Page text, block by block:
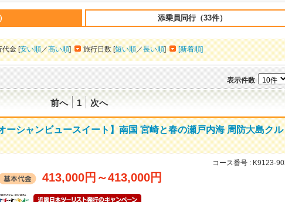
添乗員同行（33件）
代金 [安い順／高い順] 旅行日数 [短い順／長い順] [新着順]
表示件数
前へ 1 次へ
ーシャンビュースイート】南国 宮崎と春の瀬戸内海 周防大島クル
コース番号 : K9123-
413,000円 ～413,000円